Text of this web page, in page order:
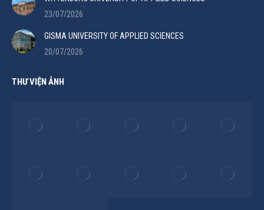
23/07/2026
GISMA UNIVERSITY OF APPLIED SCIENCES
20/07/2026
THƯ VIỆN ẢNH